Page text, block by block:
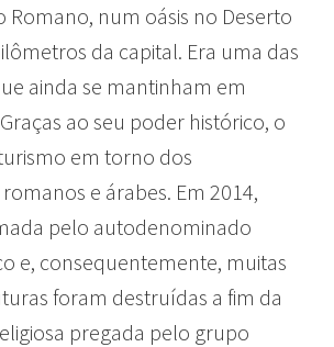
Romano, num oásis no Deserto
da capital. Era uma das
ainda se mantinham em
ao seu poder histórico, o
em torno dos
e árabes. Em 2014,
pelo autodenominado
e, consequentemente, muitas
foram destruídas a fim da
pregada pelo grupo